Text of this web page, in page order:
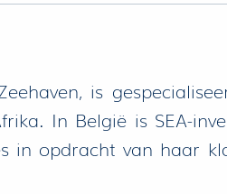
is
In België is SEA-
in opdracht van haar